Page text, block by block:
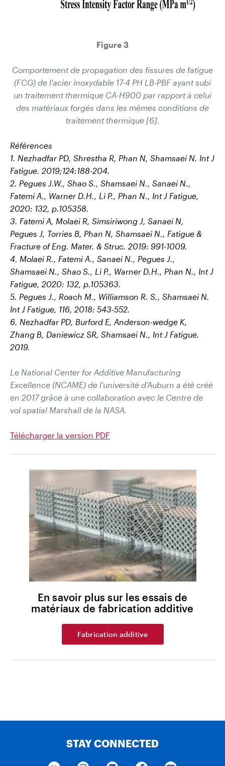
Figure 3
Comportement de propagation des fissures de fatigue
(FCG) de l’acier inoxydable 17-4 PH LB-PBF ayant subi
un traitement thermique CA-H900 par rapport à celui
des matériaux forgés dans les mêmes conditions de
traitement thermique [6].
Références
1. Nezhadfar PD, Shrestha R, Phan N, Shamsaei N. Int J
Fatigue. 2019;124:188-204.
2. Pegues J.W., Shao S., Shamsaei N., Sanaei N.,
Fatemi A., Warner D.H., Li P., Phan N., Int J Fatigue,
2020: 132, p.105358.
3. Fatemi A, Molaei R, Simsiriwong J, Sanaei N,
Pegues J, Torries B, Phan N, Shamsaei N., Fatigue &
Fracture of Eng. Mater. & Struc. 2019: 991-1009.
4. Molaei R., Fatemi A., Sanaei N., Pegues J.,
Shamsaei N., Shao S., Li P., Warner D.H., Phan N., Int J
Fatigue, 2020: 132, p.105363.
5. Pegues J., Roach M., Williamson R. S., Shamsaei N.
Int J Fatigue, 116, 2018: 543-552.
6. Nezhadfar PD, Burford E, Anderson-wedge K,
Zhang B, Daniewicz SR, Shamsaei N., Int J Fatigue.
2019.
Le National Center for Additive Manufacturing
Excellence (NCAME) de l’université d’Auburn a été créé
en 2017 grâce à une collaboration avec le Centre de
vol spatial Marshall de la NASA.
Télécharger la version PDF
En savoir plus sur les essais de
matériaux de fabrication additive
Fabrication additive
STAY CONNECTED